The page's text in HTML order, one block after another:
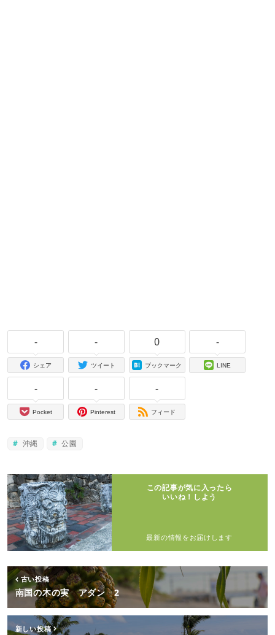
-
シェア
-
ツイート
0
ブックマーク
-
LINE
-
Pocket
-
Pinterest
-
フィード
沖縄 公園
この記事が気に入ったら
いいね！しよう
最新の情報をお届けします
古い投稿
南国の木の実 アダン 2
新しい投稿